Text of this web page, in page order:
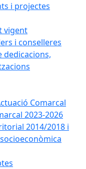
i projectes
vigent
i conselleres
dedicacions,
Comarcal
2023-2026
2014/2018 i